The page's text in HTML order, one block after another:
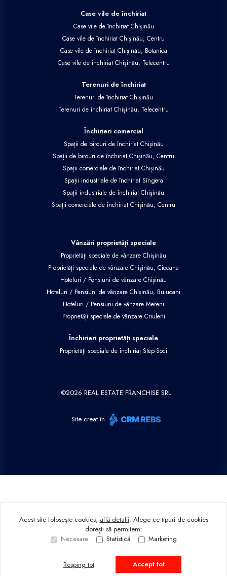
Case vile de închiriat
Case vile de închiriat Chișinău
Case vile de închiriat Chișinău, Centru
Case vile de închiriat Chișinău, Botanica
Case vile de închiriat Chișinău, Telecentru
Terenuri de închiriat
Terenuri de închiriat Chișinău
Terenuri de închiriat Chișinău, Telecentru
Închirieri comercial
Spații de birouri de închiriat Chișinău
Spații de birouri de închiriat Chișinău, Centru
Spații comerciale de închiriat Chișinău
Spații industriale de închiriat Sîngera
Spații industriale de închiriat Chișinău
Spații comerciale de închiriat Chișinău, Centru
Vânzări proprietăți speciale
Proprietăți speciale de vânzare Chișinău
Proprietăți speciale de vânzare Chișinău, Ciocana
Hoteluri / Pensiuni de vânzare Chișinău
Hoteluri / Pensiuni de vânzare Chișinău, Buiucani
Hoteluri / Pensiuni de vânzare Mereni
Proprietăți speciale de vânzare Criuleni
Închirieri proprietăți speciale
Proprietăți speciale de închiriat Step-Soci
©2026 REAL ESTATE FRANCHISE SRL
Site creat în
Acest site folosește cookies, află detalii. Alege ce tipuri de cookies
dorești să permitem:
Necesare
Statistică Marketing
Resping tot Accept tot